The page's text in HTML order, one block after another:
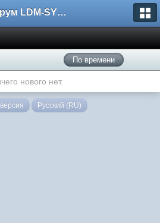
Форум LDM-SYSTEMS
По времени
нового нет.
Русский (RU)